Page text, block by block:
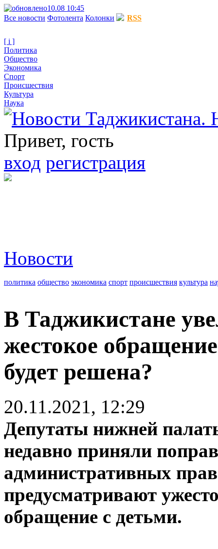
10.08 10:45
Все новости Фотолента Колонки RSS
[ i ]
Политика
Общество
Экономика
Спорт
Происшествия
Культура
Наука
Привет, гость
вход регистрация
Новости
политика общество экономика спорт происшествия культура
В Таджикистане
жестокое
будет решена?
20.11.2021, 12:29
Депутаты нижней
недавно приняли
административных
предусматривают
обращение с детьми.